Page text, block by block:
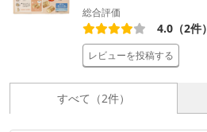
総合評価
4.0（2件）
レビューを投稿する
すべて（2件）